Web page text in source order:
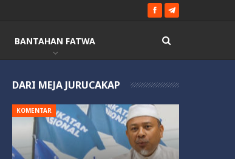
BANTAHAN FATWA
DARI MEJA JURUCAKAP
KOMENTAR